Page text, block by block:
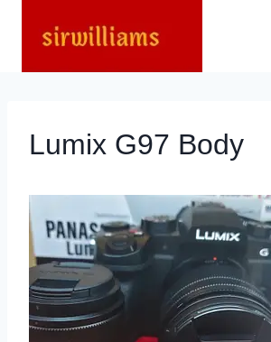
Lumix G97 Body